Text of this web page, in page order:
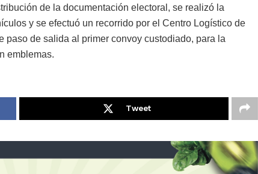
de la documentación electoral, se realizó la
y se efectuó un recorrido por el Centro Logístico de
paso de salida al primer convoy custodiado, para la
emblemas.
Tweet